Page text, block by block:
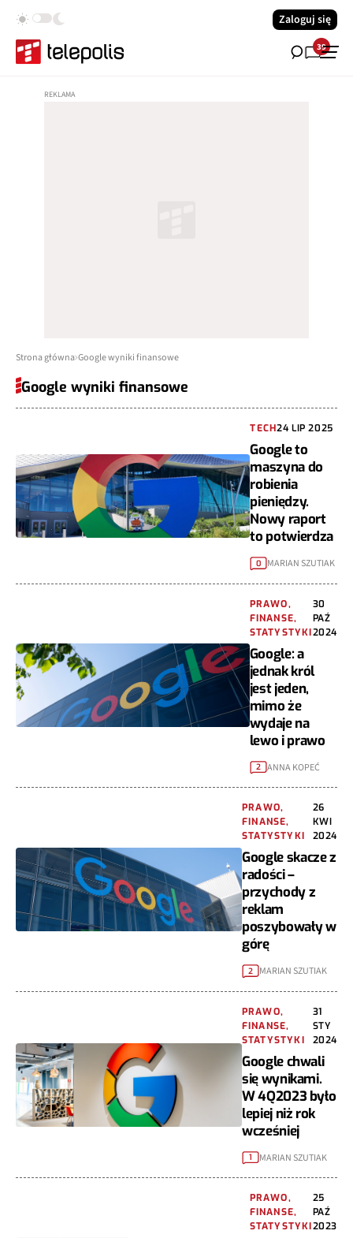
Zaloguj się
39
Strona główna Google wyniki finansowe
Google wyniki finansowe
TECH24 LIP 2025
Google to
maszyna do
robienia
pieniędzy.
Nowy raport
to potwierdza
0 MARIAN SZUTIAK
PRAWO,
FINANSE,
STATYSTYKI
30
PAŹ
2024
Google: a
jednak król
jest jeden,
mimo że
wydaje na
lewo i prawo
2 ANNA KOPEĆ
PRAWO,
FINANSE,
STATYSTYKI
26
KWI
2024
Google skacze z
radości –
przychody z
reklam
poszybowały w
górę
2 MARIAN SZUTIAK
PRAWO,
FINANSE,
STATYSTYKI
31
STY
2024
Google chwali
się wynikami.
W 4Q2023 było
lepiej niż rok
wcześniej
1 MARIAN SZUTIAK
PRAWO,
FINANSE,
STATYSTYKI
25
PAŹ
2023